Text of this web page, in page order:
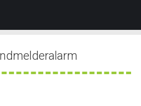
Sie befinden sich hier: